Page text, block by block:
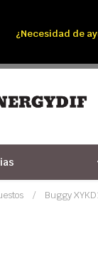
¿Necesidad de
Buggy